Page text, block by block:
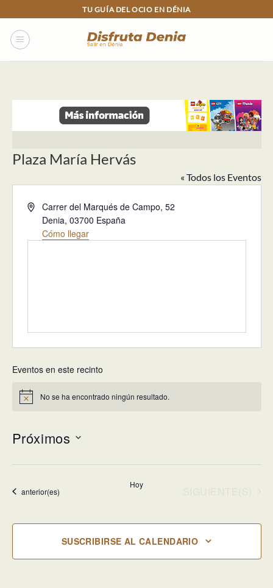
to
content
TU GUÍA DEL OCIO EN DÉNIA
Plaza María Hervás
« Todos los Eventos
Dirección
Carrer del Marqués de Campo, 52
Denia, 03700 España
Cómo llegar
Eventos en este recinto
Aviso No se ha encontrado ningún resultado.
Próximos
fecha.
Eventos
anterior(es)
Hoy
SUSCRIBIRSE AL CALENDARIO